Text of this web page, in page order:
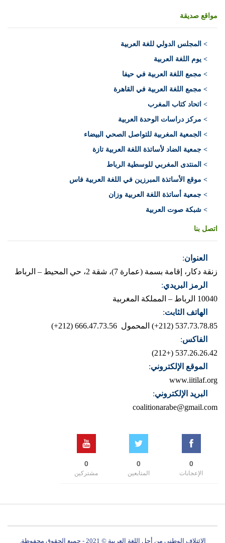
مواقع صديقة
> المجلس الدولي للغة العربية
> يوم اللغة العربية
> مجمع اللغة العربية في حيفا
> مجمع اللغة العربية في القاهرة
> اتحاد كتاب المغرب
> مركز دراسات الوحدة العربية
> الجمعية المغربية للتواصل الصحي البيضاء
> جمعية الضاد لأساتذة اللغة العربية تازة
> المنتدى المغربي للوسطية الرباط
> موقع الأساتذة المبرزين في اللغة العربية فاس
> جمعية أساتذة اللغة العربية وزان
> شبكة صوت العربية
اتصل بنا
العنوان:
زنقة دكار، إقامة بسمة (عمارة 7)، شقة 2، حي المحيط – الرباط
الرمز البريدي:
10040 الرباط – المملكة المغربية
الهاتف الثابت:
537.73.78.85 (212+)
المحمول 666.47.73.56 (212+)
الفاكس:
537.26.26.42 (+212)
الموقع الإلكتروني:
www.iitilaf.org
البريد الإلكتروني:
coalitionarabe@gmail.com
0
الإعجابات
0
المتابعين
0
مشتركين
الائتلاف الوطني من أجل اللغة العربية © 2021 - جميع الحقوق محفوظة.